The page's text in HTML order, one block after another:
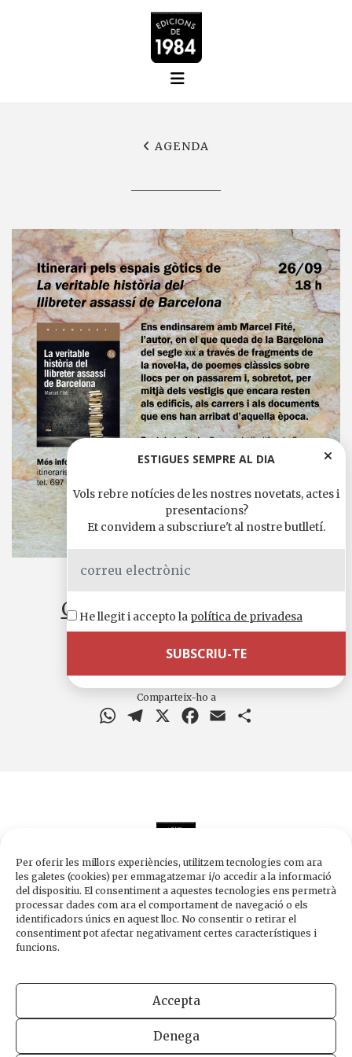
Per oferir les millors experiències, utilitzem tecnologies com ara
les galetes (cookies) per emmagatzemar i/o accedir a la informació
del dispositiu. El consentiment a aquestes tecnologies ens permetrà
processar dades com ara el comportament de navegació o els
identificadors únics en aquest lloc. No consentir o retirar el
consentiment pot afectar negativament certes característiques i
funcions.
Accepta
Denega
AGENDA
26 setembre, 2024 18:00 h.
Cliqueu l’enllaç per fer la
inscripció.
Comparteix-ho a
WhatsAppTelegram Facebook
Email
Edicions de 1984
Carrer Trafalgar, 10, 2n-2a A
Fax 934 854 375
1984@edicions1984.cat
ESTIGUES SEMPRE AL DIA
Vols rebre notícies de les nostres novetats, actes i
presentacions?
Et convidem a subscriure't al nostre butlletí.
He llegit i accepto la política de privadesa